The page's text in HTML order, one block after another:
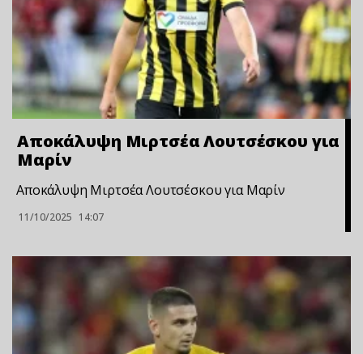
Αποκάλυψη Μιρτσέα Λουτσέσκου για
Μαρίν
Αποκάλυψη Μιρτσέα Λουτσέσκου για Μαρίν
11/10/2025 14:07